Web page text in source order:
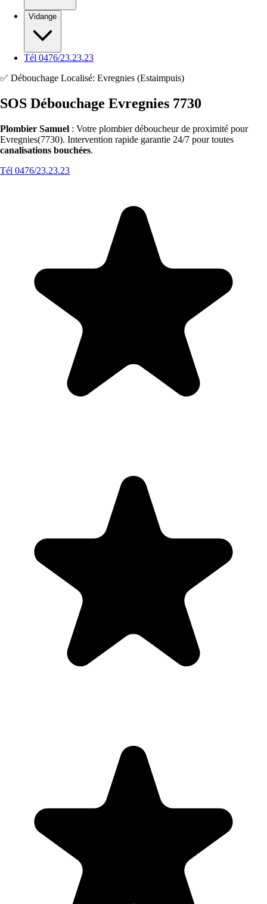
Vidange
Tél 0476/23.23.23
✅ Débouchage Localisé: Evregnies (Estaimpuis)
SOS Débouchage Evregnies 7730
Plombier Samuel : Votre plombier déboucheur de proximité pour
Evregnies(7730). Intervention rapide garantie 24/7 pour toutes
canalisations bouchées.
Tél 0476/23.23.23